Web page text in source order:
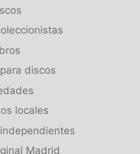
discos
locales
Madrid